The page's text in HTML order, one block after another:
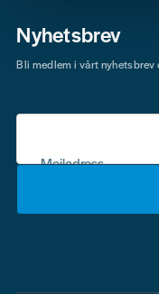
Nyhetsbrev
Mejladress
Bli medlem i vårt nyhetsbrev